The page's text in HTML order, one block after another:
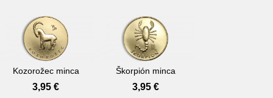
Kozorožec minca
Cena
3,95 €
Škorpión minca
Cena
3,95 €